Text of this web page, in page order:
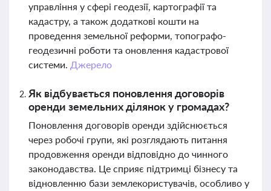
управління у сфері геодезії, картографії та
кадастру, а також додаткові кошти на
проведення земельної реформи, топографо-
геодезичні роботи та оновлення кадастрової
системи. Джерело
Як відбувається поновлення договорів
оренди земельних ділянок у громадах?
Поновлення договорів оренди здійснюється
через робочі групи, які розглядають питання
продовження оренди відповідно до чинного
законодавства. Це сприяє підтримці бізнесу та
відновленню бази землекористувачів, особливо у